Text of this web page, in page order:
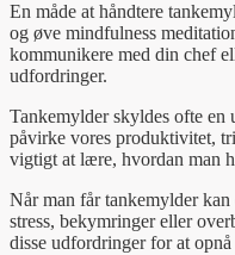
En måde at håndtere
og øve mindfulness
kommunikere med din chef
udfordringer.
Tankemylder skyldes ofte en
påvirke vores produktivitet,
vigtigt at lære, hvordan man
Når man får tankemylder
stress, bekymringer eller
disse udfordringer for at